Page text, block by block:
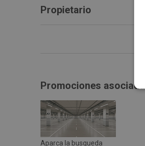
Propietario
Promociones asociadas
Aparca la busqueda